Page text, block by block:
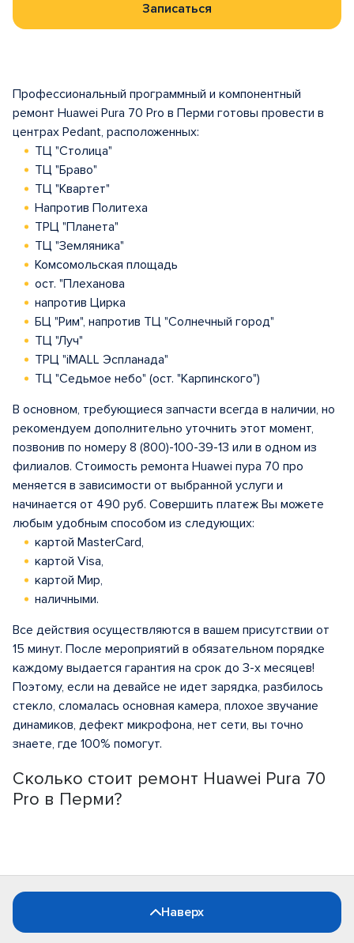
Записаться
Сколько стоит ремонт Huawei Pura 70
Pro в Перми?
Профессиональный программный и компонентный
ремонт Huawei Pura 70 Pro в Перми готовы провести в
центрах Pedant, расположенных:
ТЦ "Столица"
ТЦ "Браво"
ТЦ "Квартет"
Напротив Политеха
ТРЦ "Планета"
ТЦ "Земляника"
Комсомольская площадь
ост. "Плеханова
напротив Цирка
БЦ "Рим", напротив ТЦ "Солнечный город"
ТЦ "Луч"
ТРЦ "iMALL Эспланада"
ТЦ "Седьмое небо" (ост. "Карпинского")
В основном, требующиеся запчасти всегда в наличии, но
рекомендуем дополнительно уточнить этот момент,
позвонив по номеру 8 (800)-100-39-13 или в одном из
филиалов. Стоимость ремонта Huawei пура 70 про
меняется в зависимости от выбранной услуги и
начинается от 490 руб. Совершить платеж Вы можете
любым удобным способом из следующих:
картой MasterCard,
картой Visa,
картой Мир,
наличными.
Все действия осуществляются в вашем присутствии от
15 минут. После мероприятий в обязательном порядке
каждому выдается гарантия на срок до 3-х месяцев!
Поэтому, если на девайсе не идет зарядка, разбилось
стекло, сломалась основная камера, плохое звучание
динамиков, дефект микрофона, нет сети, вы точно
знаете, где 100% помогут.
Наверх